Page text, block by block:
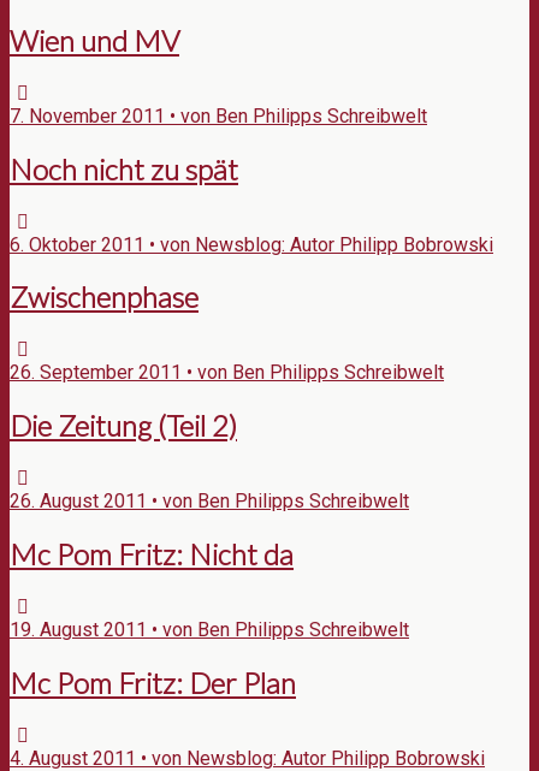
Wien und MV
7. November 2011 • von Ben Philipps Schreibwelt
Noch nicht zu spät
6. Oktober 2011 • von Newsblog: Autor Philipp Bobrowski
Zwischenphase
26. September 2011 • von Ben Philipps Schreibwelt
Die Zeitung (Teil 2)
26. August 2011 • von Ben Philipps Schreibwelt
Mc Pom Fritz: Nicht da
19. August 2011 • von Ben Philipps Schreibwelt
Mc Pom Fritz: Der Plan
4. August 2011 • von Newsblog: Autor Philipp Bobrowski